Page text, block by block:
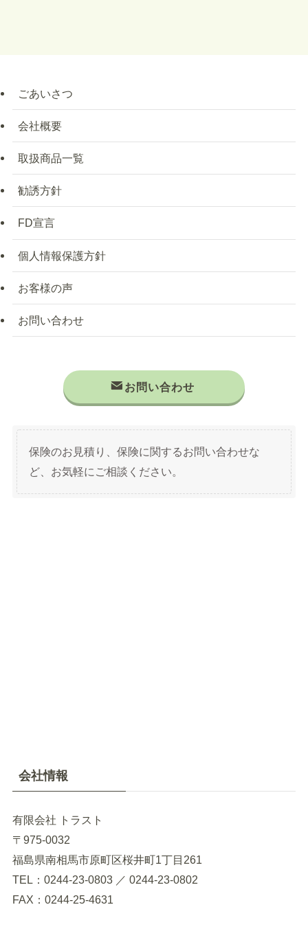
ごあいさつ
会社概要
取扱商品一覧
勧誘方針
FD宣言
個人情報保護方針
お客様の声
お問い合わせ
お問い合わせ
保険のお見積り、保険に関するお問い合わせな
ど、お気軽にご相談ください。
会社情報
有限会社 トラスト
〒975-0032
福島県南相馬市原町区桜井町1丁目261
TEL：0244-23-0803 ／ 0244-23-0802
FAX：0244-25-4631